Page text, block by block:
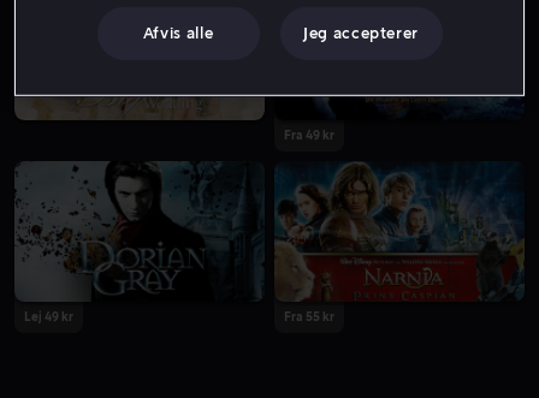
Fra 49 kr
Lej 49 kr Fra 55 kr
Afvis alle Jeg accepterer